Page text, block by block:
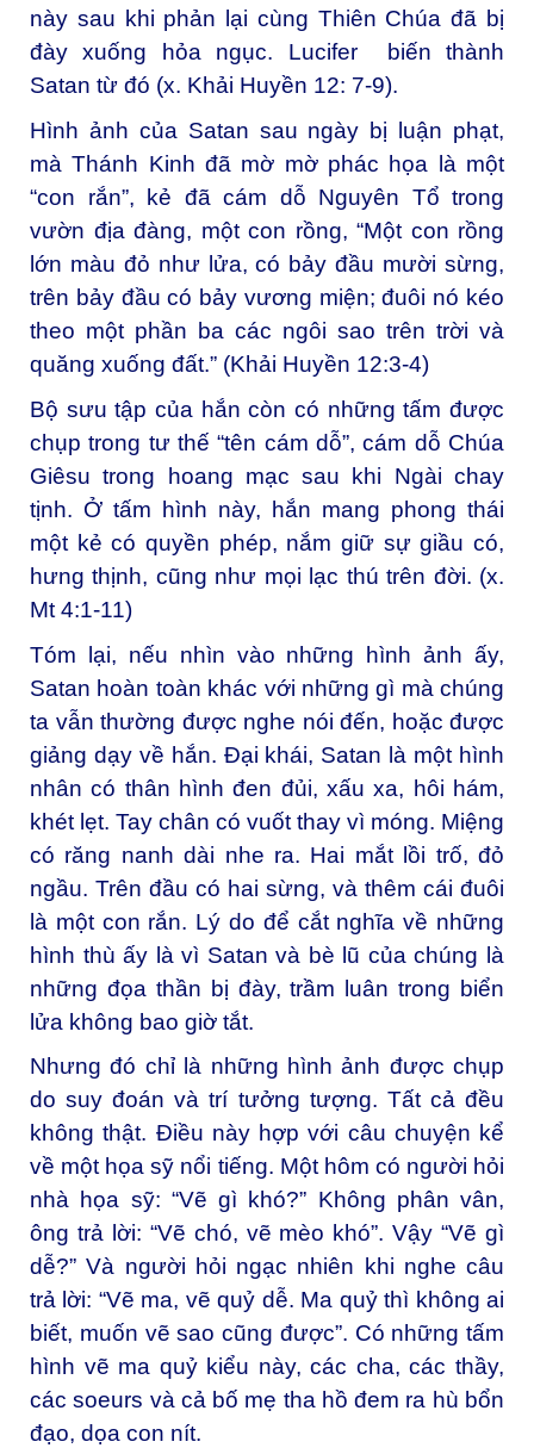
này sau khi phản lại cùng Thiên Chúa đã bị
đày xuống hỏa ngục. Lucifer biến thành
Satan từ đó (x. Khải Huyền 12: 7-9).
Hình ảnh của Satan sau ngày bị luận phạt,
mà Thánh Kinh đã mờ mờ phác họa là một
“con rắn”, kẻ đã cám dỗ Nguyên Tổ trong
vườn địa đàng, một con rồng, “Một con rồng
lớn màu đỏ như lửa, có bảy đầu mười sừng,
trên bảy đầu có bảy vương miện; đuôi nó kéo
theo một phần ba các ngôi sao trên trời và
quăng xuống đất.” (Khải Huyền 12:3-4)
Bộ sưu tập của hắn còn có những tấm được
chụp trong tư thế “tên cám dỗ”, cám dỗ Chúa
Giêsu trong hoang mạc sau khi Ngài chay
tịnh. Ở tấm hình này, hắn mang phong thái
một kẻ có quyền phép, nắm giữ sự giầu có,
hưng thịnh, cũng như mọi lạc thú trên đời. (x.
Mt 4:1-11)
Tóm lại, nếu nhìn vào những hình ảnh ấy,
Satan hoàn toàn khác với những gì mà chúng
ta vẫn thường được nghe nói đến, hoặc được
giảng dạy về hắn. Đại khái, Satan là một hình
nhân có thân hình đen đủi, xấu xa, hôi hám,
khét lẹt. Tay chân có vuốt thay vì móng. Miệng
có răng nanh dài nhe ra. Hai mắt lồi trố, đỏ
ngầu. Trên đầu có hai sừng, và thêm cái đuôi
là một con rắn. Lý do để cắt nghĩa về những
hình thù ấy là vì Satan và bè lũ của chúng là
những đọa thần bị đày, trầm luân trong biển
lửa không bao giờ tắt.
Nhưng đó chỉ là những hình ảnh được chụp
do suy đoán và trí tưởng tượng. Tất cả đều
không thật. Điều này hợp với câu chuyện kể
về một họa sỹ nổi tiếng. Một hôm có người hỏi
nhà họa sỹ: “Vẽ gì khó?” Không phân vân,
ông trả lời: “Vẽ chó, vẽ mèo khó”. Vậy “Vẽ gì
dễ?” Và người hỏi ngạc nhiên khi nghe câu
trả lời: “Vẽ ma, vẽ quỷ dễ. Ma quỷ thì không ai
biết, muốn vẽ sao cũng được”. Có những tấm
hình vẽ ma quỷ kiểu này, các cha, các thầy,
các soeurs và cả bố mẹ tha hồ đem ra hù bổn
đạo, dọa con nít.